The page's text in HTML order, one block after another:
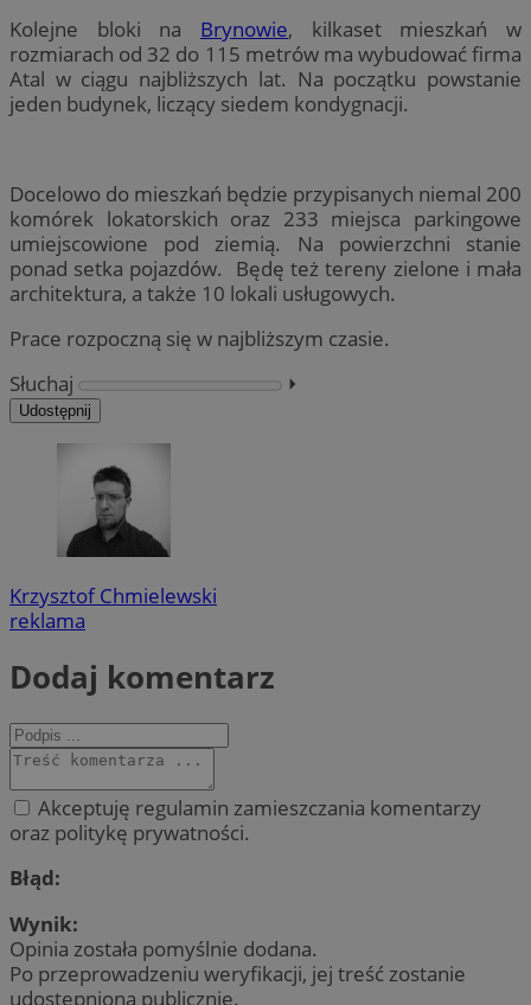
Kolejne bloki na Brynowie, kilkaset mieszkań w
rozmiarach od 32 do 115 metrów ma wybudować firma
Atal w ciągu najbliższych lat. Na początku powstanie
jeden budynek, liczący siedem kondygnacji.
Docelowo do mieszkań będzie przypisanych niemal 200
komórek lokatorskich oraz 233 miejsca parkingowe
umiejscowione pod ziemią. Na powierzchni stanie
ponad setka pojazdów. Będę też tereny zielone i mała
architektura, a także 10 lokali usługowych.
Prace rozpoczną się w najbliższym czasie.
Słuchaj
⏵︎
Udostępnij
Krzysztof Chmielewski
reklama
Dodaj komentarz
Akceptuję regulamin zamieszczania komentarzy
oraz politykę prywatności.
Błąd:
Wynik:
Opinia została pomyślnie dodana.
Po przeprowadzeniu weryfikacji, jej treść zostanie
udostępniona publicznie.